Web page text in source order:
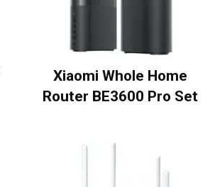
Xiaomi Whole Home
Router BE3600 Pro Set